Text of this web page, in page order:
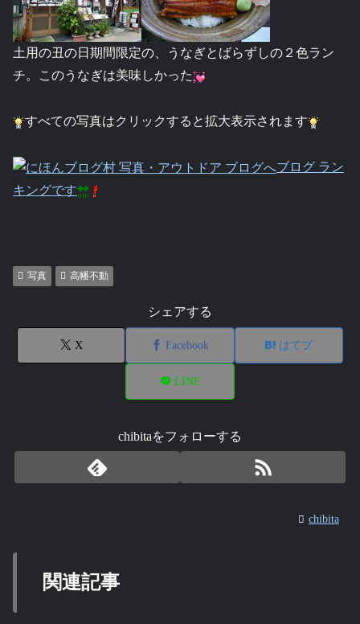
土用の丑の日期間限定の、うなぎとばらずしの２色ラン
チ。このうなぎは美味しかった
すべての写真はクリックすると拡大表示されます
ブログ ラン
キングです
写真 高幡不動
シェアする
X Facebook はてブ
LINE
chibitaをフォローする
chibita
関連記事